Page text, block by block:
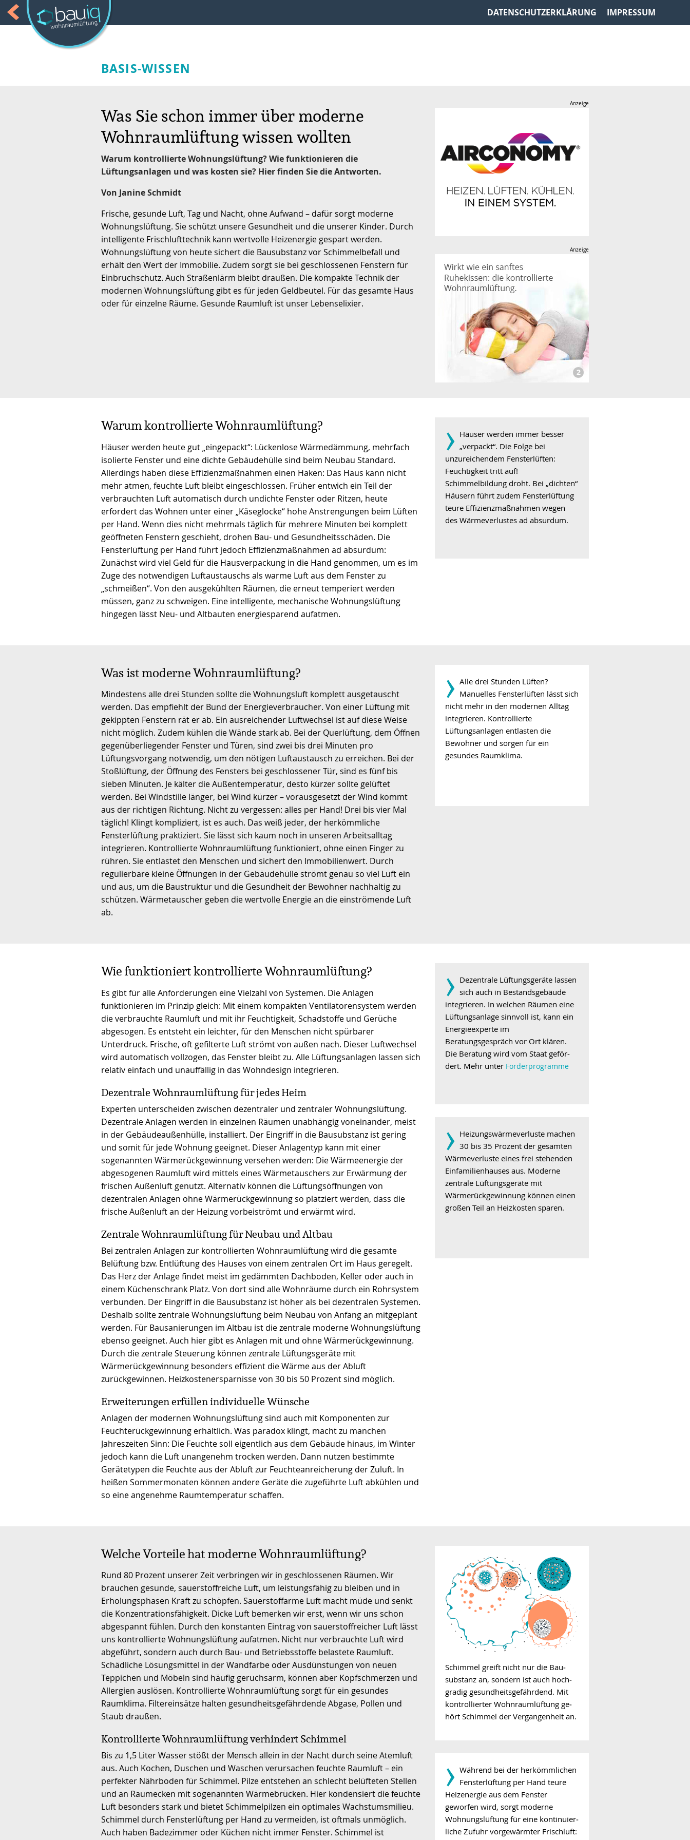
DATENSCHUTZERKLÄRUNG IMPRESSUM
BASIS-WISSEN
Was Sie schon immer über moderne
Wohnraumlüftung wissen wollten
Warum kontrollierte Wohnungslüftung? Wie funktionieren die
Lüftungsanlagen und was kosten sie? Hier finden Sie die Antworten.
Von Janine Schmidt
Frische, gesunde Luft, Tag und Nacht, ohne Aufwand – dafür sorgt moderne
Wohnungslüftung. Sie schützt unsere Gesundheit und die unserer Kinder. Durch
intelligente Frischlufttechnik kann wertvolle Heizenergie gespart werden.
Wohnungslüftung von heute sichert die Bausubstanz vor Schimmelbefall und
erhält den Wert der Immobilie. Zudem sorgt sie bei geschlossenen Fenstern für
Einbruchschutz. Auch Straßenlärm bleibt draußen. Die kompakte Technik der
modernen Wohnungslüftung gibt es für jeden Geldbeutel. Für das gesamte Haus
oder für einzelne Räume. Gesunde Raumluft ist unser Lebenselixier.
Warum kontrollierte Wohnraumlüftung?
Häuser werden heute gut „eingepackt“: Lückenlose Wärmedämmung, mehrfach
isolierte Fenster und eine dichte Gebäudehülle sind beim Neubau Standard.
Allerdings haben diese Effizienzmaßnahmen einen Haken: Das Haus kann nicht
mehr atmen, feuchte Luft bleibt eingeschlossen. Früher entwich ein Teil der
verbrauchten Luft automatisch durch undichte Fenster oder Ritzen, heute
erfordert das Wohnen unter einer „Käseglocke“ hohe Anstrengungen beim Lüften
per Hand. Wenn dies nicht mehrmals täglich für mehrere Minuten bei komplett
geöffneten Fenstern geschieht, drohen Bau- und Gesundheitsschäden. Die
Fensterlüftung per Hand führt jedoch Effizienzmaßnahmen ad absurdum:
Zunächst wird viel Geld für die Hausverpackung in die Hand genommen, um es im
Zuge des notwendigen Luftaustauschs als warme Luft aus dem Fenster zu
„schmeißen“. Von den ausgekühlten Räumen, die erneut temperiert werden
müssen, ganz zu schweigen. Eine intelligente, mechanische Wohnungslüftung
hingegen lässt Neu- und Altbauten energiesparend aufatmen.
­› Häuser werden immer besser
„verpackt“. Die Folge bei
unzureichendem Fensterlüften:
Feuchtigkeit tritt auf!
Schimmelbildung droht. Bei „dichten“
Häusern führt zudem Fensterlüftung
teure Effizienzmaßnahmen wegen
des Wärmeverlustes ad absurdum.
Was ist moderne Wohnraumlüftung?
Mindestens alle drei Stunden sollte die Wohnungsluft komplett ausgetauscht
werden. Das empfiehlt der Bund der Energieverbraucher. Von einer Lüftung mit
gekippten Fenstern rät er ab. Ein ausreichender Luftwechsel ist auf diese Weise
nicht möglich. Zudem kühlen die Wände stark ab. Bei der Querlüftung, dem Öffnen
gegenüberliegender Fenster und Türen, sind zwei bis drei Minuten pro
Lüftungsvorgang notwendig, um den nötigen Luftaustausch zu erreichen. Bei der
Stoßlüftung, der Öffnung des Fensters bei geschlossener Tür, sind es fünf bis
sieben Minuten. Je kälter die Außentemperatur, desto kürzer sollte gelüftet
werden. Bei Windstille länger, bei Wind kürzer – vorausgesetzt der Wind kommt
aus der richtigen Richtung. Nicht zu vergessen: alles per Hand! Drei bis vier Mal
täglich! Klingt kompliziert, ist es auch. Das weiß jeder, der herkömmliche
Fensterlüftung praktiziert. Sie lässt sich kaum noch in unseren Arbeitsalltag
integrieren. Kontrollierte Wohnraumlüftung funktioniert, ohne einen Finger zu
rühren. Sie entlastet den Menschen und sichert den Immobilienwert. Durch
regulierbare kleine Öffnungen in der Gebäudehülle strömt genau so viel Luft ein
und aus, um die Baustruktur und die Gesundheit der Bewohner nachhaltig zu
schützen. Wärmetauscher geben die wertvolle Energie an die einströmende Luft
ab.
­› Alle drei Stunden Lüften?
Manuelles Fensterlüften lässt sich
nicht mehr in den modernen Alltag
integrieren. Kontrollierte
Lüftungsanlagen entlasten die
Bewohner und sorgen für ein
gesundes Raumklima.
Wie funktioniert kontrollierte Wohnraumlüftung?
Es gibt für alle Anforderungen eine Vielzahl von Systemen. Die Anlagen
funktionieren im Prinzip gleich: Mit einem kompakten Ventilatorensystem werden
die verbrauchte Raumluft und mit ihr Feuchtigkeit, Schadstoffe und Gerüche
abgesogen. Es entsteht ein leichter, für den Menschen nicht spürbarer
Unterdruck. Frische, oft gefilterte Luft strömt von außen nach. Dieser Luftwechsel
wird automatisch vollzogen, das Fenster bleibt zu. Alle Lüftungsanlagen lassen sich
relativ einfach und unauffällig in das Wohndesign integrieren.
Dezentrale Wohnraumlüftung für jedes Heim
Experten unterscheiden zwischen dezentraler und zentraler Wohnungslüftung.
Dezentrale Anlagen werden in einzelnen Räumen unabhängig voneinander, meist
in der Gebäudeaußenhülle, installiert. Der Eingriff in die Bausubstanz ist gering
und somit für jede Wohnung geeignet. Dieser Anlagentyp kann mit einer
sogenannten Wärmerückgewinnung versehen werden: Die Wärmeenergie der
abgesogenen Raumluft wird mittels eines Wärmetauschers zur Erwärmung der
frischen Außenluft genutzt. Alternativ können die Lüftungsöffnungen von
dezentralen Anlagen ohne Wärmerückgewinnung so platziert werden, dass die
frische Außenluft an der Heizung vorbeiströmt und erwärmt wird.
Zentrale Wohnraumlüftung für Neubau und Altbau
Bei zentralen Anlagen zur kontrollierten Wohnraumlüftung wird die gesamte
Belüftung bzw. Entlüftung des Hauses von einem zentralen Ort im Haus geregelt.
Das Herz der Anlage findet meist im gedämmten Dachboden, Keller oder auch in
einem Küchenschrank Platz. Von dort sind alle Wohnräume durch ein Rohrsystem
verbunden. Der Eingriff in die Bausubstanz ist höher als bei dezentralen Systemen.
Deshalb sollte zentrale Wohnungslüftung beim Neubau von Anfang an mitgeplant
werden. Für Bausanierungen im Altbau ist die zentrale moderne Wohnungslüftung
ebenso geeignet. Auch hier gibt es Anlagen mit und ohne Wärmerückgewinnung.
Durch die zentrale Steuerung können zentrale Lüftungsgeräte mit
Wärmerückgewinnung besonders effizient die Wärme aus der Abluft
zurückgewinnen. Heizkostenersparnisse von 30 bis 50 Prozent sind möglich.
Erweiterungen erfüllen individuelle Wünsche
Anlagen der modernen Wohnungslüftung sind auch mit Komponenten zur
Feuchterückgewinnung erhältlich. Was paradox klingt, macht zu manchen
Jahreszeiten Sinn: Die Feuchte soll eigentlich aus dem Gebäude hinaus, im Winter
jedoch kann die Luft unangenehm trocken werden. Dann nutzen bestimmte
Gerätetypen die Feuchte aus der Abluft zur Feuchteanreicherung der Zuluft. In
heißen Sommermonaten können andere Geräte die zugeführte Luft abkühlen und
so eine angenehme Raumtemperatur schaffen.
­› Dezentrale Lüftungsgeräte lassen
sich auch in Bestands­gebäude
integrieren. In welchen Räumen eine
Lüftungsanlage sinn­voll ist, kann ein
Energieexperte im
Beratungsgespräch vor Ort klären.
Die Beratung wird vom Staat ge­för­
dert. Mehr unter Förderprogramme
­› Heizungswärmeverluste machen
30 bis 35 Prozent der gesamten
Wärmeverluste eines frei stehenden
Einfamilienhauses aus. Moderne
zentrale Lüftungsgeräte mit
Wärmerückgewinnung können einen
großen Teil an Heizkosten sparen.
Welche Vorteile hat moderne Wohnraumlüftung?
Rund 80 Prozent unserer Zeit verbringen wir in geschlossenen Räumen. Wir
brauchen gesunde, sauerstoffreiche Luft, um leistungsfähig zu bleiben und in
Erholungsphasen Kraft zu schöpfen. Sauerstoffarme Luft macht müde und senkt
die Konzentrationsfähigkeit. Dicke Luft bemerken wir erst, wenn wir uns schon
abgespannt fühlen. Durch den konstanten Eintrag von sauerstoffreicher Luft lässt
uns kontrollierte Wohnungslüftung aufatmen. Nicht nur verbrauchte Luft wird
abgeführt, sondern auch durch Bau- und Betriebsstoffe belastete Raumluft.
Schädliche Lösungsmittel in der Wandfarbe oder Ausdünstungen von neuen
Teppichen und Möbeln sind häufig geruchsarm, können aber Kopfschmerzen und
Allergien auslösen. Kontrollierte Wohnraumlüftung sorgt für ein gesundes
Raumklima. Filtereinsätze halten gesundheitsgefährdende Abgase, Pollen und
Staub draußen.
Kontrollierte Wohnraumlüftung verhindert Schimmel
Bis zu 1,5 Liter Wasser stößt der Mensch allein in der Nacht durch seine Atemluft
aus. Auch Kochen, Duschen und Waschen verursachen feuchte Raumluft – ein
perfekter Nährboden für Schimmel. Pilze entstehen an schlecht belüfteten Stellen
und an Raumecken mit sogenannten Wärmebrücken. Hier kondensiert die feuchte
Luft besonders stark und bietet Schimmelpilzen ein optimales Wachstumsmilieu.
Schimmel durch Fensterlüftung per Hand zu vermeiden, ist oftmals unmöglich.
Auch haben Badezimmer oder Küchen nicht immer Fenster. Schimmel ist
Schimmel greift nicht nur die Bau­
substanz an, sondern ist auch hoch­
gradig gesundheits­gefährdend. Mit
kontrollierter Wohnraumlüftung ge­
hört Schimmel der Vergangenheit an.
­› Während bei der her­kömm­li­chen
Fensterlüftung per Hand teure
Heizenergie aus dem Fenster
geworfen wird, sorgt moderne
Wohnungslüftung für eine kon­ti­nu­ier­
liche Zufuhr vorgewärmter Frischluft: